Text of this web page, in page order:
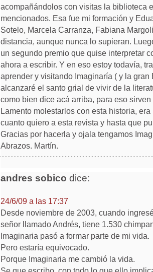
acompañándolos con visitas la biblioteca
mencionados. Esa fue mi formación y
Sotelo, Marcela Carranza, Fabiana
distancia, aunque nunca lo supieran.
un segundo premio que quise interpretar
ahora a escribir. Y en eso estoy todavía,
aprender y visitando Imaginaría ( y la
alcanzaré el santo grial de vivir de la
como bien dice acá arriba, para eso
Lamento molestarlos con esta historia,
cuanto quiero a esta revista y hasta que
Gracias por hacerla y ojala tengamos
Abrazos. Martín.
andres sobico dice:
24/6/09 a las 17:37
Desde noviembre de 2003, cuando
señor llamado Andrés, tiene 1.530
Imaginaria pasó a formar parte de mi vida.
Pero estaría equivocado.
Porque Imaginaria me cambió la vida.